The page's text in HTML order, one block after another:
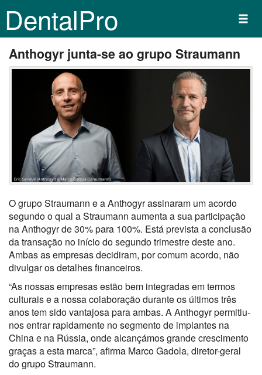
DentalPro
Anthogyr junta-se ao grupo Straumann
O grupo Straumann e a Anthogyr assinaram um acordo
segundo o qual a Straumann aumenta a sua participação
na Anthogyr de 30% para 100%. Está prevista a conclusão
da transação no início do segundo trimestre deste ano.
Ambas as empresas decidiram, por comum acordo, não
divulgar os detalhes financeiros.
“As nossas empresas estão bem integradas em termos
culturais e a nossa colaboração durante os últimos três
anos tem sido vantajosa para ambas. A Anthogyr permitiu-
nos entrar rapidamente no segmento de implantes na
China e na Rússia, onde alcançámos grande crescimento
graças a esta marca”, afirma Marco Gadola, diretor-geral
do grupo Straumann.